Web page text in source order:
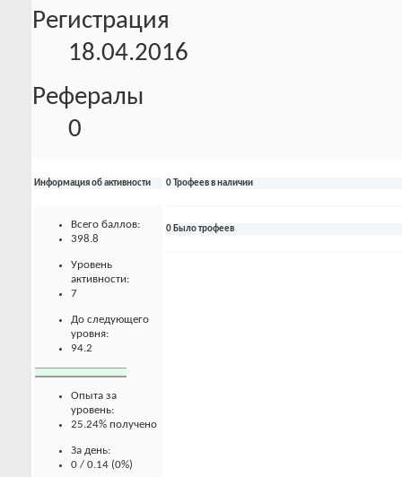
Регистрация
18.04.2016
Рефералы
0
Информация об активности
Всего баллов:
398.8
Уровень
активности:
7
До следующего
уровня:
94.2
Опыта за
уровень:
25.24% получено
За день:
0 / 0.14 (0%)
0 Трофеев в наличии
0 Было трофеев